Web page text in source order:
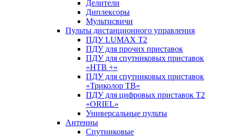
Делители
Диплексоры
Мультисвичи
Пульты дистанционного управления
ПДУ LUMAX Т2
ПДУ для прочих приставок
ПДУ для спутниковых приставок
«НТВ +»
ПДУ для спутниковых приставок
«Триколор ТВ»
ПДУ для цифровых приставок Т2
«ORIEL»
Универсальные пульты
Антенны
Спутниковые